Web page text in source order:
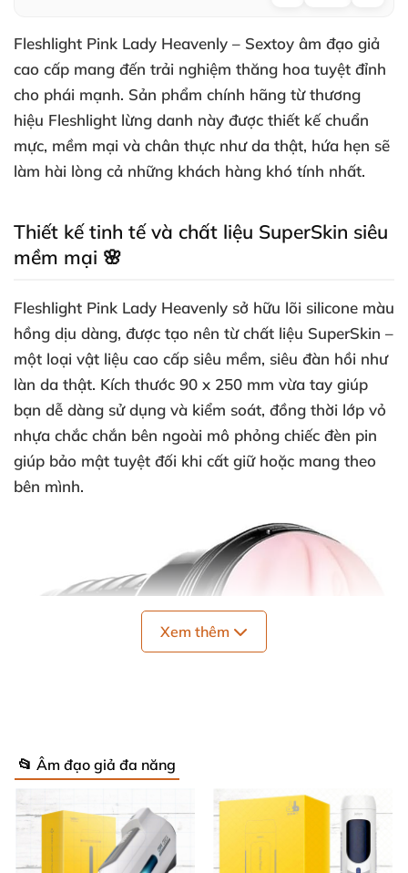
Fleshlight Pink Lady Heavenly – Sextoy âm đạo giả
cao cấp mang đến trải nghiệm thăng hoa tuyệt đỉnh
cho phái mạnh. Sản phẩm chính hãng từ thương
hiệu Fleshlight lừng danh này được thiết kế chuẩn
mực, mềm mại và chân thực như da thật, hứa hẹn sẽ
làm hài lòng cả những khách hàng khó tính nhất.
Thiết kế tinh tế và chất liệu SuperSkin siêu
mềm mại 🌸
Fleshlight Pink Lady Heavenly sở hữu lõi silicone màu
hồng dịu dàng, được tạo nên từ chất liệu SuperSkin –
một loại vật liệu cao cấp siêu mềm, siêu đàn hồi như
làn da thật. Kích thước 90 x 250 mm vừa tay giúp
bạn dễ dàng sử dụng và kiểm soát, đồng thời lớp vỏ
nhựa chắc chắn bên ngoài mô phỏng chiếc đèn pin
giúp bảo mật tuyệt đối khi cất giữ hoặc mang theo
bên mình.
Âm đạo giả Fleshlight Pink Lady cao cấp, chân thực, siêu mềm
Kết cấu bên trong độc đáo, kích thích
Xem thêm
📂 Âm đạo giả đa năng